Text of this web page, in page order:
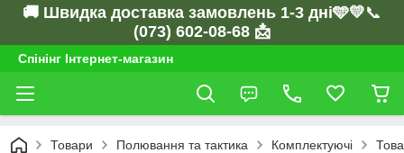
🚚 Швидка доставка замовлень 1-3 дні🩵💛📞
(073) 602-08-68 📩
Спінінг Інтернет-магазин
Товари Полювання та тактика Комплектуючі